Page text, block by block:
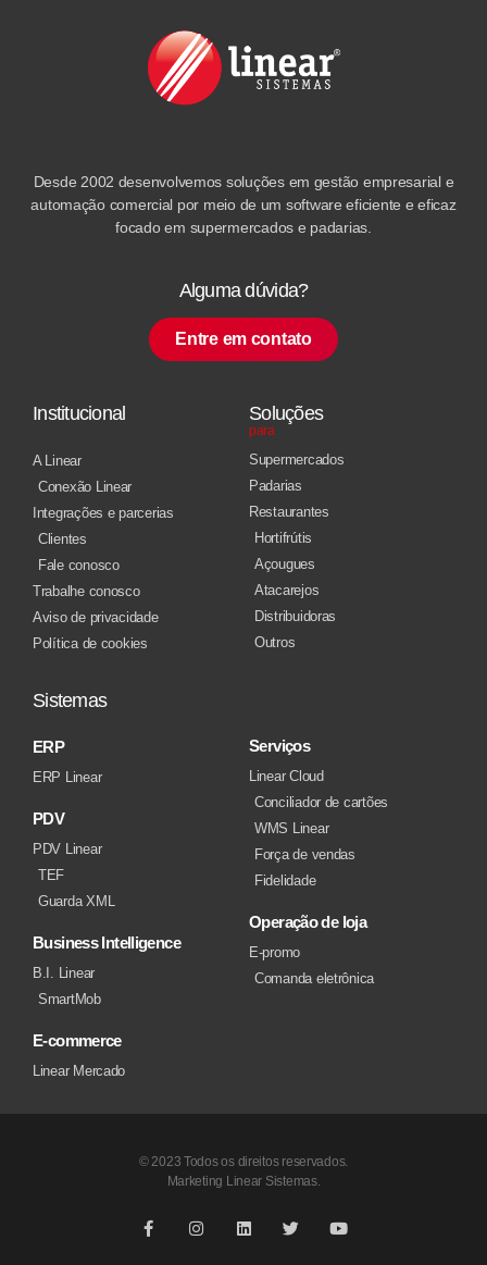
Desde 2002 desenvolvemos soluções em gestão empresarial e
automação comercial por meio de um software eficiente e eficaz
focado em supermercados e padarias.
Alguma dúvida?
Entre em contato
Institucional
A Linear
Conexão Linear
Integrações e parcerias
Clientes
Fale conosco
Trabalhe conosco
Aviso de privacidade
Política de cookies
Soluções
para
Supermercados
Padarias
Restaurantes
Hortifrútis
Açougues
Atacarejos
Distribuidoras
Outros
Sistemas
ERP
ERP Linear
PDV
PDV Linear
TEF
Guarda XML
Business Intelligence
B.I. Linear
SmartMob
E-commerce
Linear Mercado
Serviços
Linear Cloud
Conciliador de cartões
WMS Linear
Força de vendas
Fidelidade
Operação de loja
E-promo
Comanda eletrônica
© 2023 Todos os direitos reservados.
Marketing Linear Sistemas.